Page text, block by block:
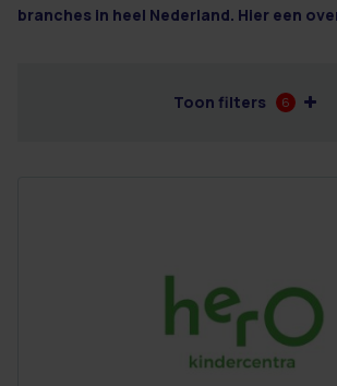
branches in heel Nederland. Hier een
Toon filters 6